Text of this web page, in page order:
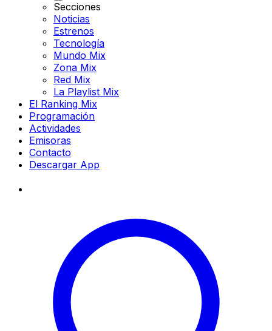
Secciones
Noticias
Estrenos
Tecnología
Mundo Mix
Zona Mix
Red Mix
La Playlist Mix
El Ranking Mix
Programación
Actividades
Emisoras
Contacto
Descargar App